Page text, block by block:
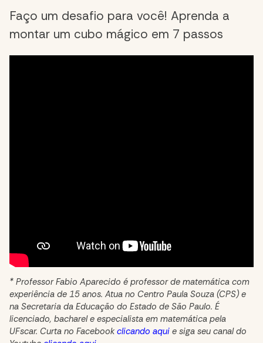
Faço um desafio para você! Aprenda a
montar um cubo mágico em 7 passos
* Professor Fabio Aparecido é professor de matemática com
experiência de 15 anos. Atua no Centro Paula Souza (CPS) e
na Secretaria da Educação do Estado de São Paulo. É
licenciado, bacharel e especialista em matemática pela
UFscar. Curta no Facebook clicando aqui e siga seu canal do